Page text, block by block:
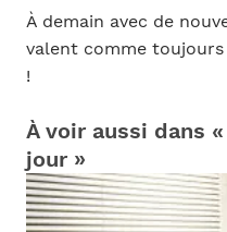
À demain avec de
valent comme
!
À voir aussi dans
jour »